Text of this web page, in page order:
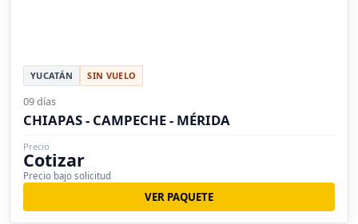
YUCATÁN SIN VUELO
09 días
CHIAPAS - CAMPECHE - MÉRIDA
Precio
Cotizar
Precio bajo solicitud
VER PAQUETE